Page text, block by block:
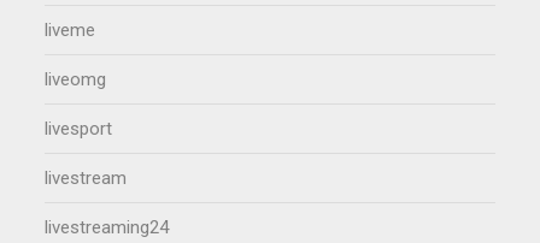
liveme
liveomg
livesport
livestream
livestreaming24